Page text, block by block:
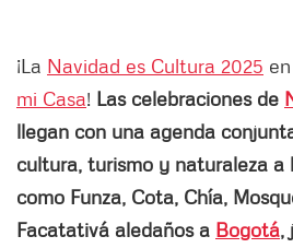
¡La Navidad es Cultura 2025 en
mi Casa! Las celebraciones de
llegan con una agenda
cultura, turismo y naturaleza a
como Funza, Cota, Chía,
Facatativá aledaños a Bogotá,